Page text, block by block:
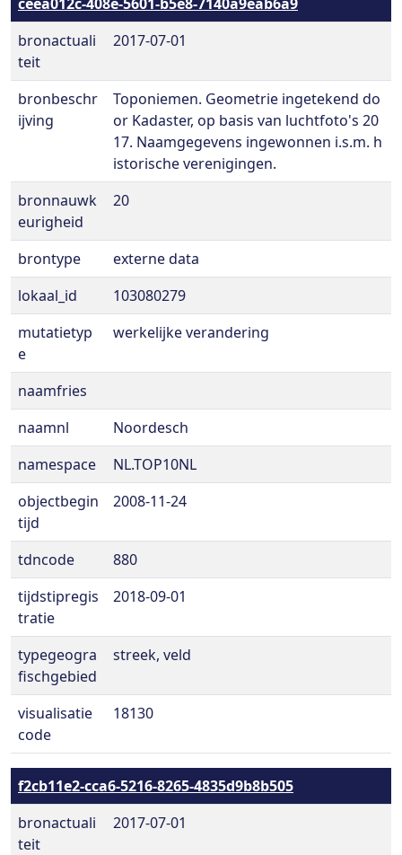
bronactuali
teit
2017-07-01
bronbeschr
ijving
Toponiemen. Geometrie ingetekend do
or Kadaster, op basis van luchtfoto's 20
17. Naamgegevens ingewonnen i.s.m. h
istorische verenigingen.
bronnauwk
eurigheid
20
brontype
externe data
lokaal_id
103080279
mutatietyp
e
werkelijke verandering
naamfries
naamnl
Noordesch
namespace
NL.TOP10NL
objectbegin
tijd
2008-11-24
tdncode
880
tijdstipregis
tratie
2018-09-01
typegeogra
fischgebied
streek, veld
visualisatie
code
18130
f2cb11e2-cca6-5216-8265-4835d9b8b505
bronactuali
teit
2017-07-01